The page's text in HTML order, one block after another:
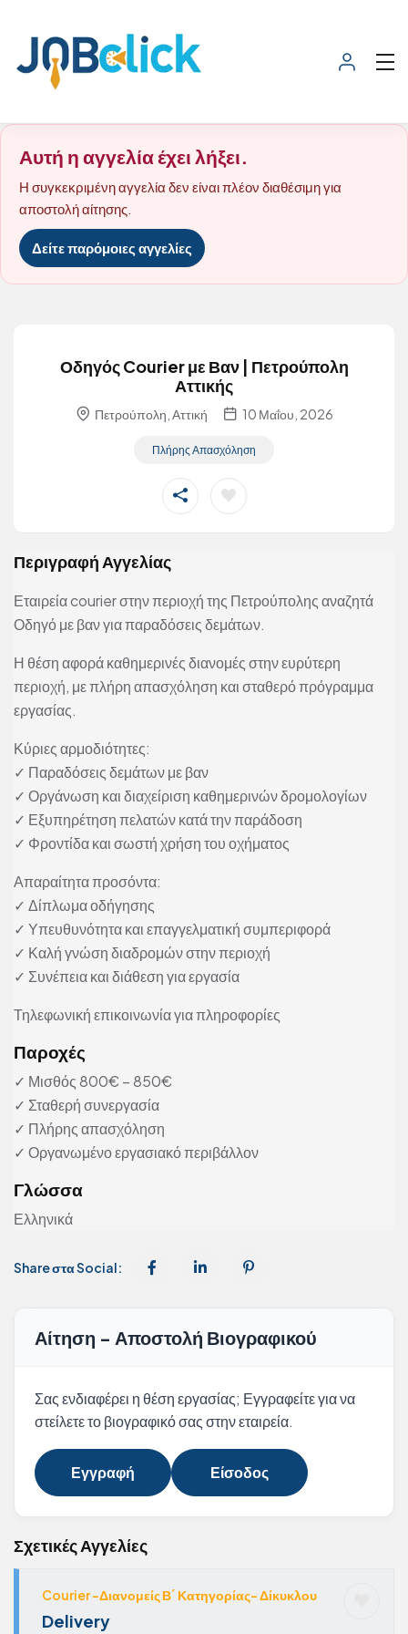
Αυτή η αγγελία έχει λήξει.
Η συγκεκριμένη αγγελία δεν είναι πλέον διαθέσιμη για
αποστολή αίτησης.
Δείτε παρόμοιες αγγελίες
Οδηγός Courier με Βαν | Πετρούπολη
Αττικής
Πετρούπολη, Αττική 10 Μαΐου, 2026
Πλήρης Απασχόληση
Περιγραφή Αγγελίας
Εταιρεία courier στην περιοχή της Πετρούπολης αναζητά
Οδηγό με βαν για παραδόσεις δεμάτων.
Η θέση αφορά καθημερινές διανομές στην ευρύτερη
περιοχή, με πλήρη απασχόληση και σταθερό πρόγραμμα
εργασίας.
Κύριες αρμοδιότητες:
✓ Παραδόσεις δεμάτων με βαν
✓ Οργάνωση και διαχείριση καθημερινών δρομολογίων
✓ Εξυπηρέτηση πελατών κατά την παράδοση
✓ Φροντίδα και σωστή χρήση του οχήματος
Απαραίτητα προσόντα:
✓ Δίπλωμα οδήγησης
✓ Υπευθυνότητα και επαγγελματική συμπεριφορά
✓ Καλή γνώση διαδρομών στην περιοχή
✓ Συνέπεια και διάθεση για εργασία
Τηλεφωνική επικοινωνία για πληροφορίες
Παροχές
✓ Μισθός 800€ – 850€
✓ Σταθερή συνεργασία
✓ Πλήρης απασχόληση
✓ Οργανωμένο εργασιακό περιβάλλον
Γλώσσα
Ελληνικά
Share στα Social:
Αίτηση - Αποστολή Βιογραφικού
Σας ενδιαφέρει η θέση εργασίας; Εγγραφείτε για να
στείλετε το βιογραφικό σας στην εταιρεία.
Εγγραφή Είσοδος
Σχετικές Αγγελίες
Courier -Διανομείς Β΄ Κατηγορίας- Δίκυκλου
Delivery